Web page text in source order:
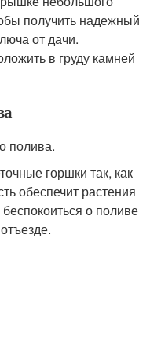
получить надежный
от дачи.
в груду камней
полива.
горшки так, как
обеспечит растения
о поливе